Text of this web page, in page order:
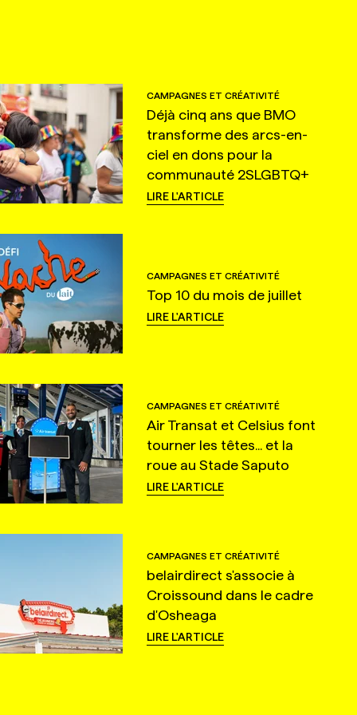
CAMPAGNES ET CRÉATIVITÉ
Déjà cinq ans que BMO
transforme des arcs-en-
ciel en dons pour la
communauté 2SLGBTQ+
LIRE L'ARTICLE
CAMPAGNES ET CRÉATIVITÉ
Top 10 du mois de juillet
LIRE L'ARTICLE
CAMPAGNES ET CRÉATIVITÉ
Air Transat et Celsius font
tourner les têtes... et la
roue au Stade Saputo
LIRE L'ARTICLE
CAMPAGNES ET CRÉATIVITÉ
belairdirect s'associe à
Croissound dans le cadre
d'Osheaga
LIRE L'ARTICLE